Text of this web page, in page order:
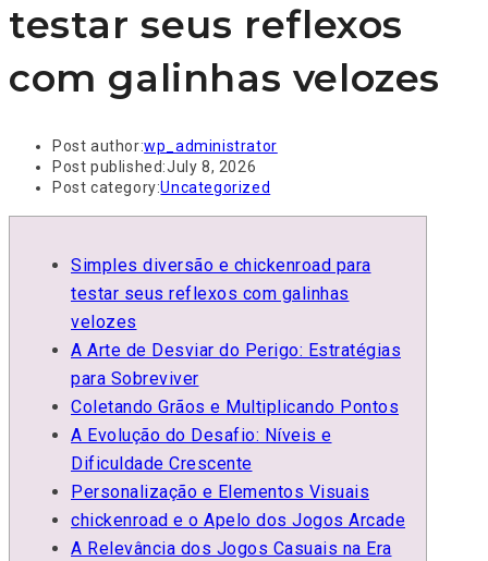
testar seus reflexos
com galinhas velozes
Post author:wp_administrator
Post published:July 8, 2026
Post category:Uncategorized
Simples diversão e chickenroad para
testar seus reflexos com galinhas
velozes
A Arte de Desviar do Perigo: Estratégias
para Sobreviver
Coletando Grãos e Multiplicando Pontos
A Evolução do Desafio: Níveis e
Dificuldade Crescente
Personalização e Elementos Visuais
chickenroad e o Apelo dos Jogos Arcade
A Relevância dos Jogos Casuais na Era